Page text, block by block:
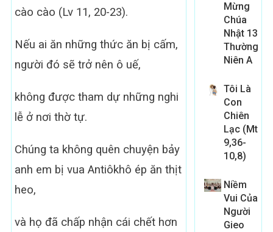
cào cào (Lv 11, 20-23).
Nếu ai ăn những thức ăn bị cấm,
người đó sẽ trở nên ô uế,
không được tham dự những nghi
lễ ở nơi thờ tự.
Chúng ta không quên chuyện bảy
anh em bị vua Antiôkhô ép ăn thịt
heo,
và họ đã chấp nhận cái chết hơn
Mừng
Chúa
Nhật 13
Thường
Niên A
Tôi Là
Con
Chiên
Lạc (Mt
9,36-
10,8)
Niềm
Vui Của
Người
Gieo